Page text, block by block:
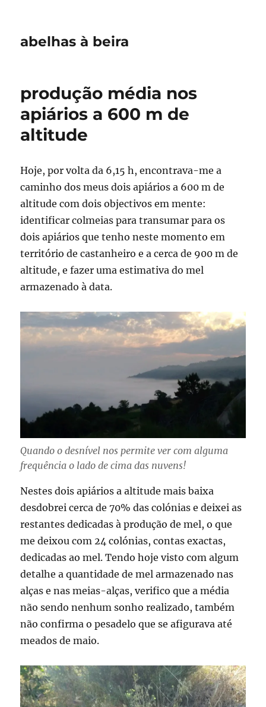
abelhas à beira
produção média nos
apiários a 600 m de
altitude
Hoje, por volta da 6,15 h, encontrava-me a
caminho dos meus dois apiários a 600 m de
altitude com dois objectivos em mente:
identificar colmeias para transumar para os
dois apiários que tenho neste momento em
território de castanheiro e a cerca de 900 m de
altitude, e fazer uma estimativa do mel
armazenado à data.
Quando o desnível nos permite ver com alguma
frequência o lado de cima das nuvens!
Nestes dois apiários a altitude mais baixa
desdobrei cerca de 70% das colónias e deixei as
restantes dedicadas à produção de mel, o que
me deixou com 24 colónias, contas exactas,
dedicadas ao mel. Tendo hoje visto com algum
detalhe a quantidade de mel armazenado nas
alças e nas meias-alças, verifico que a média
não sendo nenhum sonho realizado, também
não confirma o pesadelo que se afigurava até
meados de maio.